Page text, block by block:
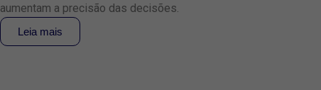
aumentam a precisão das decisões.
Leia mais